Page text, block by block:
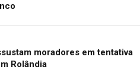
moradores em tentativa
Rolândia